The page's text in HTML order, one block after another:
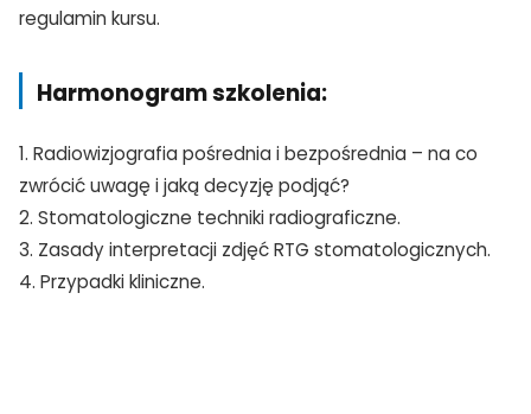
regulamin kursu.
Harmonogram szkolenia:
1. Radiowizjografia pośrednia i bezpośrednia – na co
zwrócić uwagę i jaką decyzję podjąć?
2. Stomatologiczne techniki radiograficzne.
3. Zasady interpretacji zdjęć RTG stomatologicznych.
4. Przypadki kliniczne.